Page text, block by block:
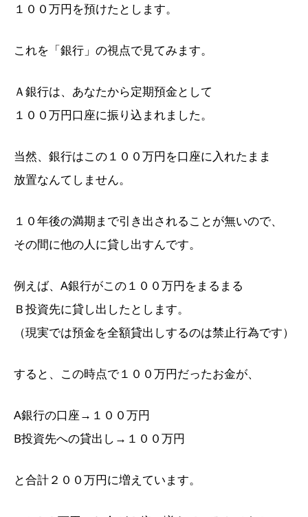
１００万円を預けたとします。
これを「銀行」の視点で見てみます。
Ａ銀行は、あなたから定期預金として
１００万円口座に振り込まれました。
当然、銀行はこの１００万円を口座に入れたまま
放置なんてしません。
１０年後の満期まで引き出されることが無いので、
その間に他の人に貸し出すんです。
例えば、A銀行がこの１００万円をまるまる
Ｂ投資先に貸し出したとします。
（現実では預金を全額貸出しするのは禁止行為です）
すると、この時点で１００万円だったお金が、
A銀行の口座→１００万円
B投資先への貸出し→１００万円
と合計２００万円に増えています。